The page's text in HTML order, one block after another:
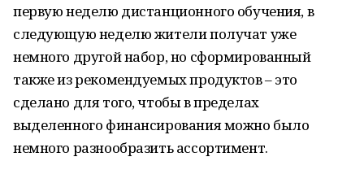
первую неделю дистанционного обучения, в
следующую неделю жители получат уже
немного другой набор, но сформированный
также из рекомендуемых продуктов – это
сделано для того, чтобы в пределах
выделенного финансирования можно было
немного разнообразить ассортимент.